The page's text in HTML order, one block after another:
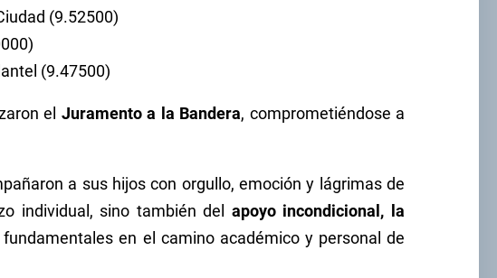
(9.52500)
(9.47500)
el Juramento a la Bandera, comprometiéndose a
a sus hijos con orgullo, emoción y lágrimas de
individual, sino también del apoyo incondicional, la
fundamentales en el camino académico y personal de